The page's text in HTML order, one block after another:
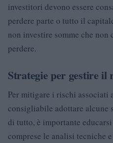
investitori devono essere
perdere parte o tutto il
non investire somme che
perdere.
Strategie per gestire il
Per mitigare i rischi associati
consigliabile adottare alcune
di tutto, è importante
comprese le analisi tecniche